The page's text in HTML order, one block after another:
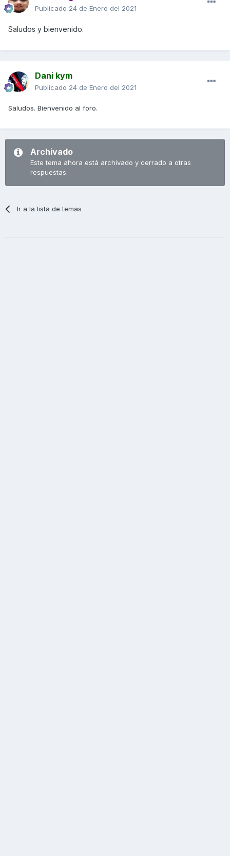
Publicado 24 de Enero del 2021
Saludos y bienvenido.
Dani kym
Publicado 24 de Enero del 2021
Saludos. Bienvenido al foro.
Archivado
Este tema ahora está archivado y cerrado a otras
respuestas.
Ir a la lista de temas